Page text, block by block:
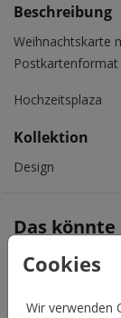
Cookies
Wir verwenden
Beschreibung
Weihnachtskarte
Hochzeitsplaza
Kollektion
Design
Das könnte